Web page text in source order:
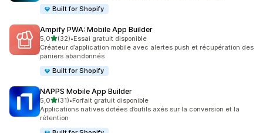
Built for Shopify
Ampify PWA: Mobile App Builder
5,0étoile(s) sur 5
(32)
32 avis au total
•Essai gratuit disponible
Créateur d’application mobile avec alertes push et récupération des
paniers abandonnés
Built for Shopify
NAPPS Mobile App Builder
5,0étoile(s) sur 5
(31)
31 avis au total
•Forfait gratuit disponible
Applications natives dotées d’outils axés sur la conversion et la
rétention